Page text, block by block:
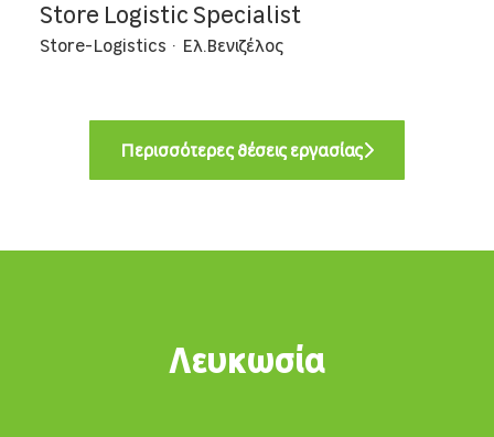
Store Logistic Specialist
Store-Logistics · Ελ.Βενιζέλος
Περισσότερες θέσεις εργασίας
Λευκωσία